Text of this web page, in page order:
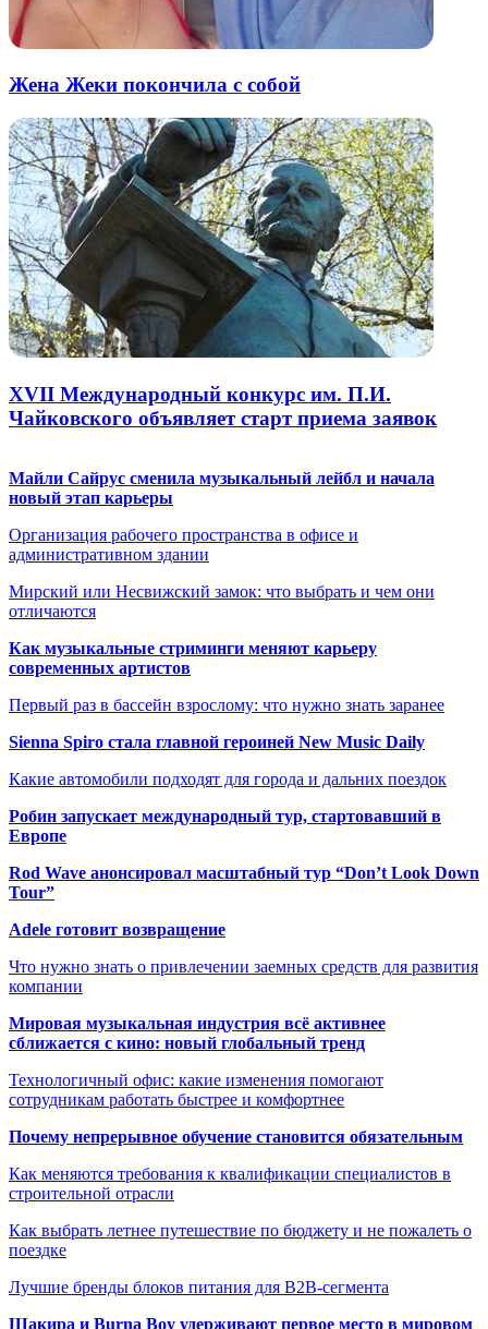
Жена Жеки покончила с собой
XVII Международный конкурс им. П.И.
Чайковского объявляет старт приема заявок
Майли Сайрус сменила музыкальный лейбл и начала
новый этап карьеры
Организация рабочего пространства в офисе и
административном здании
Мирский или Несвижский замок: что выбрать и чем они
отличаются
Как музыкальные стриминги меняют карьеру
современных артистов
Первый раз в бассейн взрослому: что нужно знать заранее
Sienna Spiro стала главной героиней New Music Daily
Какие автомобили подходят для города и дальних поездок
Робин запускает международный тур, стартовавший в
Европе
Rod Wave анонсировал масштабный тур “Don’t Look Down
Tour”
Adele готовит возвращение
Что нужно знать о привлечении заемных средств для развития
компании
Мировая музыкальная индустрия всё активнее
сближается с кино: новый глобальный тренд
Технологичный офис: какие изменения помогают
сотрудникам работать быстрее и комфортнее
Почему непрерывное обучение становится обязательным
Как меняются требования к квалификации специалистов в
строительной отрасли
Как выбрать летнее путешествие по бюджету и не пожалеть о
поездке
Лучшие бренды блоков питания для B2B-сегмента
Шакира и Burna Boy удерживают первое место в мировом